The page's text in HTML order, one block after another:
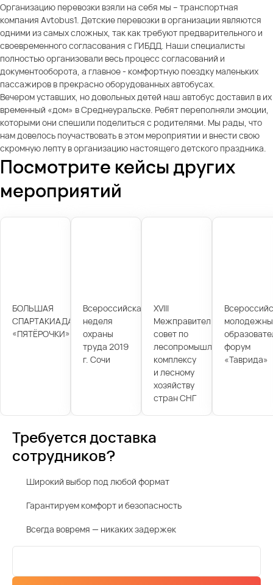
Организацию перевозки взяли на себя мы – транспортная
компания Avtobus1. Детские перевозки в организации являются
одними из самых сложных, так как требуют предварительного и
своевременного согласования с ГИБДД. Наши специалисты
полностью организовали весь процесс согласований и
документооборота, а главное - комфортную поездку маленьких
пассажиров в прекрасно оборудованных автобусах.
Вечером уставших, но довольных детей наш автобус доставил в их
временный «дом» в Среднеуральске. Ребят переполняли эмоции,
которыми они спешили поделиться с родителями. Мы рады, что
нам довелось поучаствовать в этом мероприятии и внести свою
скромную лепту в организацию настоящего детского праздника.
Посмотрите кейсы других
мероприятий
БОЛЬШАЯ
СПАРТАКИАДА
«ПЯТЁРОЧКИ»
Всероссийская
неделя
охраны
труда 2019
г. Сочи
XVIII
Межправительственный
совет по
лесопромышленному
комплексу
и лесному
хозяйству
стран СНГ
форум
«Таврида»
Требуется доставка
сотрудников?
Широкий выбор под любой формат
Гарантируем комфорт и безопасность
Всегда вовремя — никаких задержек